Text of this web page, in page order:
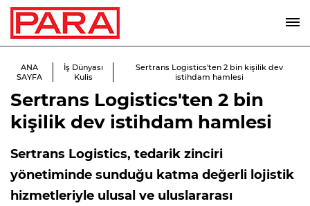
ANA
SAYFA
İş Dünyası
Kulis
Sertrans Logistics'ten 2 bin kişilik dev
istihdam hamlesi
Sertrans Logistics'ten 2 bin
kişilik dev istihdam hamlesi
Sertrans Logistics, tedarik zinciri
yönetiminde sunduğu katma değerli lojistik
hizmetleriyle ulusal ve uluslararası